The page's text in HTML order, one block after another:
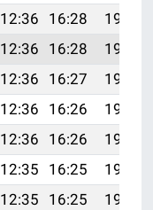
12:36 16:28
19:41
12:36 16:28
19:40
12:36 16:27
19:39
12:36 16:26
19:37
12:36 16:26
19:36
12:35 16:25
19:35
12:35 16:25
19:33